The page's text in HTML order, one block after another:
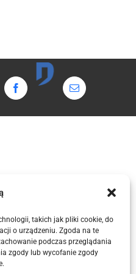
takich jak pliki cookie, do
o urządzeniu. Zgoda na te
podczas przeglądania
zgody lub wycofanie zgody
Facebook
Domintell
Email